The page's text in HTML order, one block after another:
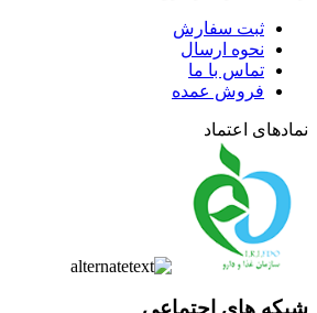
ثبت سفارش
نحوه ارسال
تماس با ما
فروش عمده
نمادهای اعتماد